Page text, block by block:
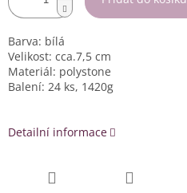
Barva: bílá
Velikost: cca.7,5 cm
Materiál: polystone
Balení: 24 ks, 1420g
Detailní informace